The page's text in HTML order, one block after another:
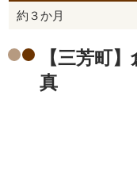
約３か月
【三芳町
真